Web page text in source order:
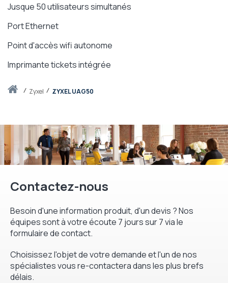
Accueilzyxel ZYXEL UAG50
Jusque 50 utilisateurs simultanés
Port Ethernet
Point d'accès wifi autonome
Imprimante tickets intégrée
Contactez-nous
Besoin d'une information produit, d'un devis ? Nos
équipes sont à votre écoute 7 jours sur 7 via le
formulaire de contact.
Choisissez l'objet de votre demande et l'un de nos
spécialistes vous re-contactera dans les plus brefs
délais.